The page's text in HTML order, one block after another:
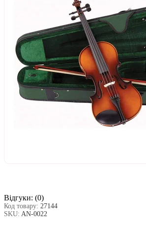
Відгуки: (0)
Код товару: 27144
SKU: AN-0022